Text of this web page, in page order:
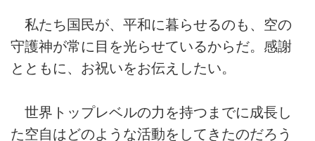
私たち国民が、平和に暮らせるのも、空の
守護神が常に目を光らせているからだ。感謝
とともに、お祝いをお伝えしたい。
世界トップレベルの力を持つまでに成長し
た空自はどのような活動をしてきたのだろう